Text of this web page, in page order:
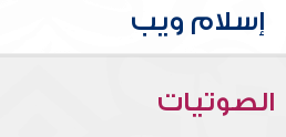
الصوتيات